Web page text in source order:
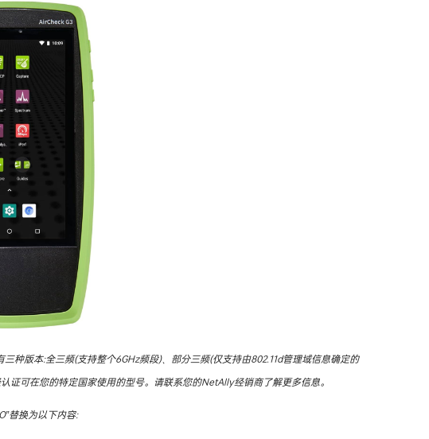
种版本:全三频(支持整个6GHz频段)、部分三频(仅支持由802.11d管理域信息确定的
可在您的特定国家使用的型号。请联系您的NetAlly经销商了解更多信息。
替换为以下内容: